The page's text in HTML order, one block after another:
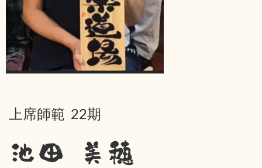
上席師範 22期
池田 美穂